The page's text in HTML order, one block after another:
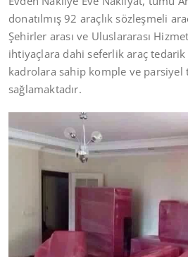
donatılmış 92 araçlık sözleşmeli
Şehirler arası ve Uluslararası
ihtiyaçlara dahi seferlik araç
kadrolara sahip komple ve parsiyel
sağlamaktadır.